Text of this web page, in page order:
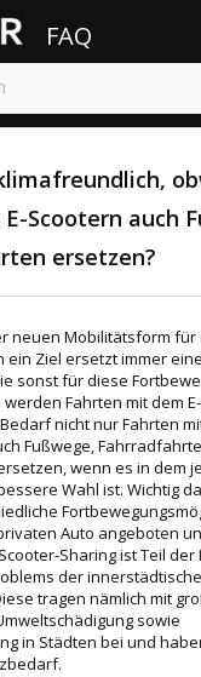
FAQ
Scootern auch
ersetzen?
neuen Mobilitätsform für
ein Ziel ersetzt immer
sonst für diese
Fahrten mit dem
nicht nur Fahrten
Fußwege,
wenn es in dem
Wahl ist. Wichtig
Auto angeboten
Sharing ist Teil der
der
tragen nämlich mit
sowie
in Städten bei und